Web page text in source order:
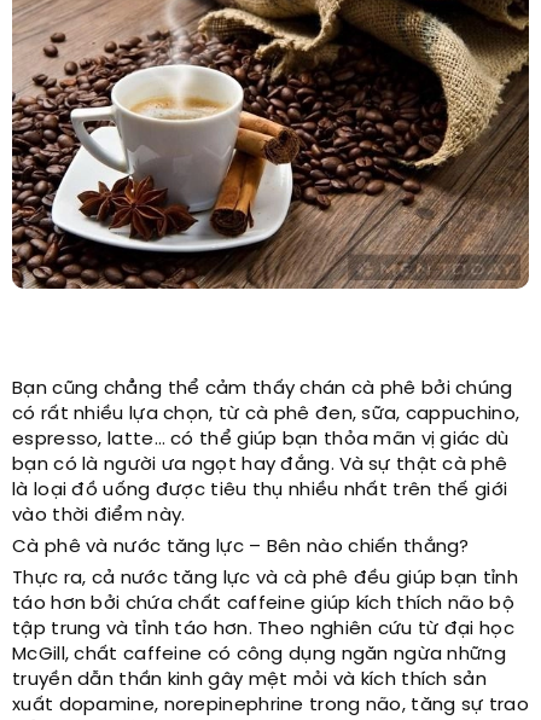
Bạn cũng chẳng thể cảm thấy chán cà phê bởi chúng
có rất nhiều lựa chọn, từ cà phê đen, sữa, cappuchino,
espresso, latte… có thể giúp bạn thỏa mãn vị giác dù
bạn có là người ưa ngọt hay đắng. Và sự thật cà phê
là loại đồ uống được tiêu thụ nhiều nhất trên thế giới
vào thời điểm này.
Cà phê và nước tăng lực – Bên nào chiến thắng?
Thực ra, cả nước tăng lực và cà phê đều giúp bạn tỉnh
táo hơn bởi chứa chất caffeine giúp kích thích não bộ
tập trung và tỉnh táo hơn. Theo nghiên cứu từ đại học
McGill, chất caffeine có công dụng ngăn ngừa những
truyền dẫn thần kinh gây mệt mỏi và kích thích sản
xuất dopamine, norepinephrine trong não, tăng sự trao